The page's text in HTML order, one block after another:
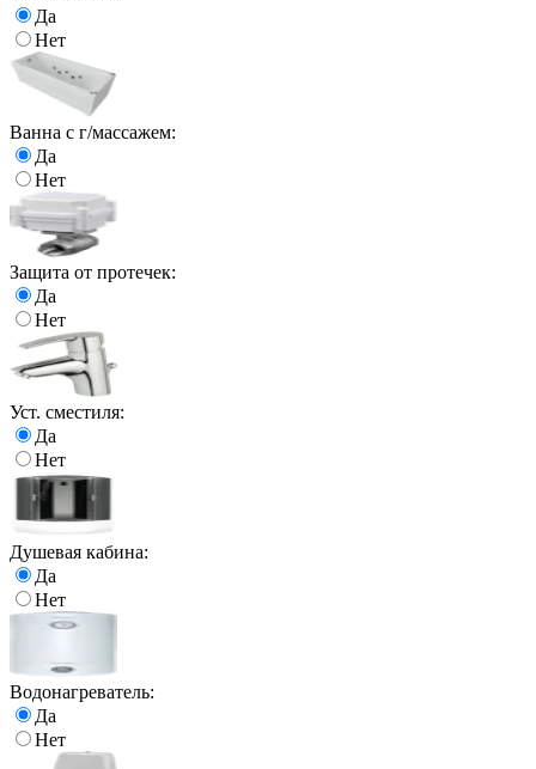
Да
Нет
Ванна с г/массажем:
Да
Нет
Защита от протечек:
Да
Нет
Уст. сместиля:
Да
Нет
Душевая кабина:
Да
Нет
Водонагреватель:
Да
Нет